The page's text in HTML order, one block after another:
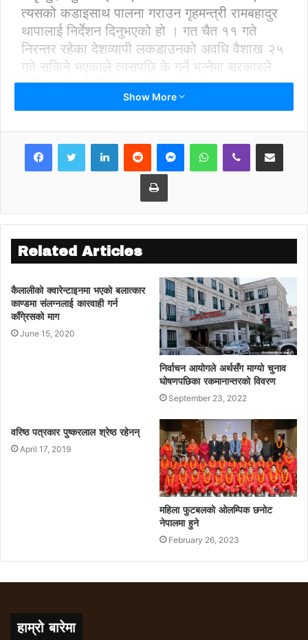
त्यसको कडाइसाथ पालना गराउन गृहमन्त्री रामबहादुर
थापालाई निर्देशन दिनुभएको हो । गत चैत ११ गते
निरन्तर रहेका देशव्यापी लकडाउनको अवधि वैशाख २५
गते सकिने भएकाले त्यसपछि के गर्ने भन्नेमा सरकारले
विभिन्न मोडालिटीमा छलफल सुरु गरेको छ ।
न्यून जोखिमयुक्त जिल्ला छुट्ट्याएर केही खुकुलो
बनाउनेबारे छलफल भइरहेको बताइएको छ ।
Show More
LinkedInReddit MessengerWhatsAppViber Share via Email
Print
Related Articles
कैलालीको क्वारेन्टाइनमा भएको बलात्कार
काण्डमा संलग्नलाई कारवाही गर्न
काँगे्रसको माग
June 15, 2020
निर्वाचन आयोगले अर्थसँग माग्यो चुनाव
घोषणपछिका रकमानान्तरको विवरण
September 23, 2022
वरिष्ठ पत्रकार पुष्करलाल श्रेष्ठ रहेनन्
April 17, 2019
महिला फुटबलको ओलम्पिक छनोट
नेपालमा हुने
February 26, 2023
हाम्रो बारेमा